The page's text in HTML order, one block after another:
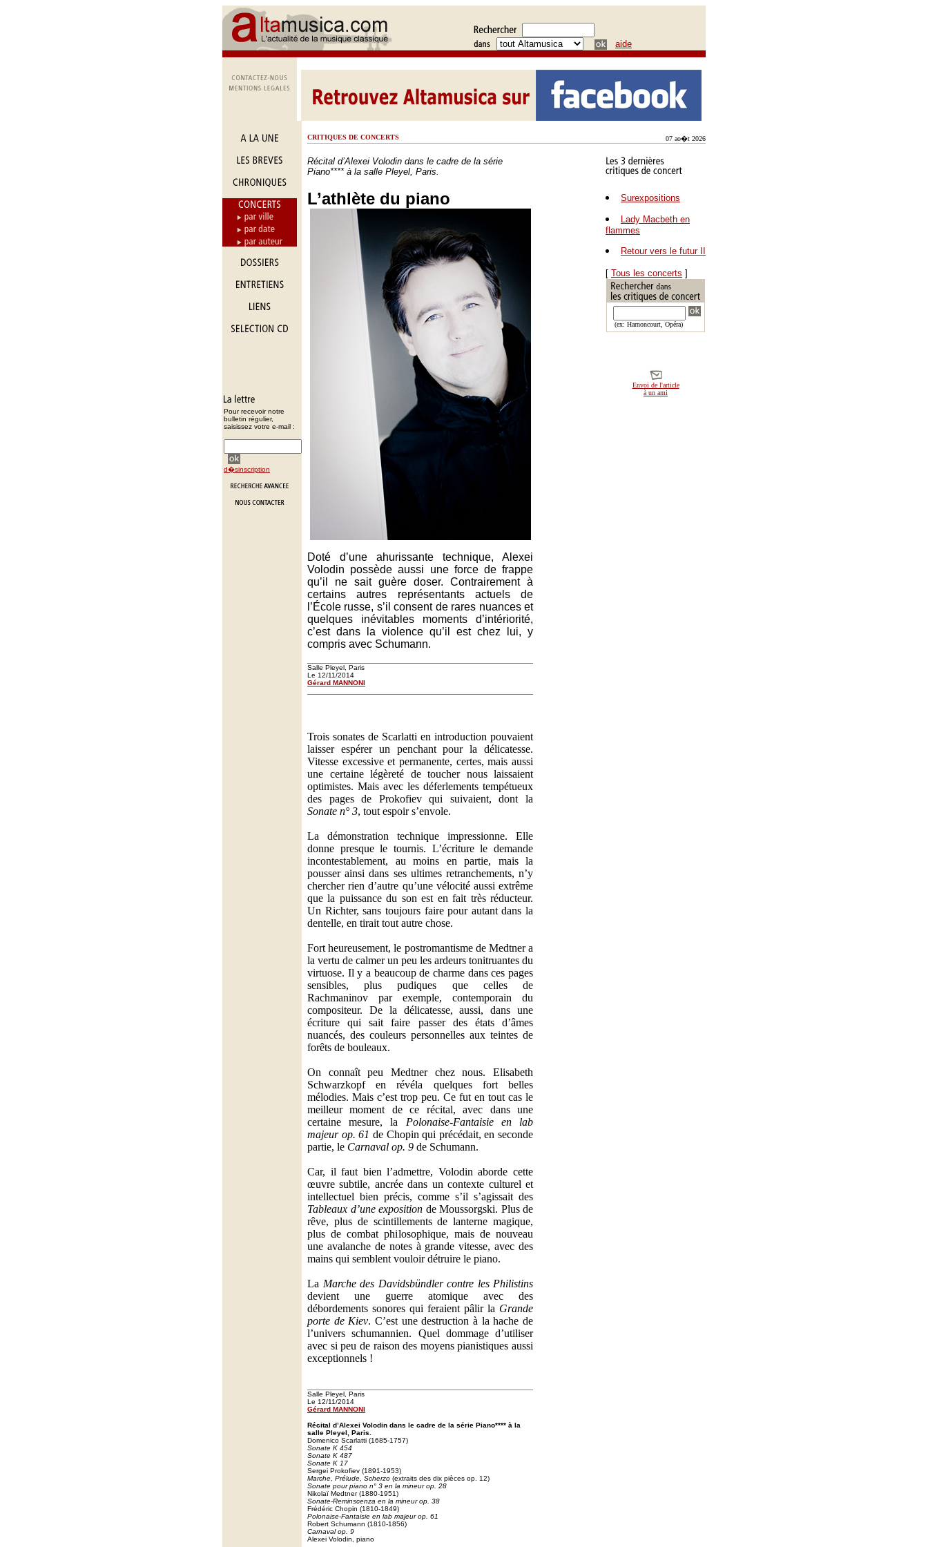
aide
Pour recevoir notre
bulletin régulier,
saisissez votre e-mail :
d�sinscription
CRITIQUES DE CONCERTS 07 ao�t 2026
Récital d’Alexei Volodin dans le cadre de la série
Piano**** à la salle Pleyel, Paris.
L’athlète du piano
Doté d’une ahurissante technique, Alexei
Volodin possède aussi une force de frappe
qu’il ne sait guère doser. Contrairement à
certains autres représentants actuels de
l’École russe, s’il consent de rares nuances et
quelques inévitables moments d’intériorité,
c’est dans la violence qu’il est chez lui, y
compris avec Schumann.
Salle Pleyel, Paris
Le 12/11/2014
Gérard MANNONI
Surexpositions
Lady Macbeth en
flammes
Retour vers le futur II
[ Tous les concerts ]
(ex: Harnoncourt, Opéra)
Envoi de l'article
à un ami
Trois sonates de Scarlatti en introduction pouvaient
laisser espérer un penchant pour la délicatesse.
Vitesse excessive et permanente, certes, mais aussi
une certaine légèreté de toucher nous laissaient
optimistes. Mais avec les déferlements tempétueux
des pages de Prokofiev qui suivaient, dont la
Sonate n° 3, tout espoir s’envole.
La démonstration technique impressionne. Elle
donne presque le tournis. L’écriture le demande
incontestablement, au moins en partie, mais la
pousser ainsi dans ses ultimes retranchements, n’y
chercher rien d’autre qu’une vélocité aussi extrême
que la puissance du son est en fait très réducteur.
Un Richter, sans toujours faire pour autant dans la
dentelle, en tirait tout autre chose.
Fort heureusement, le postromantisme de Medtner a
la vertu de calmer un peu les ardeurs tonitruantes du
virtuose. Il y a beaucoup de charme dans ces pages
sensibles, plus pudiques que celles de
Rachmaninov par exemple, contemporain du
compositeur. De la délicatesse, aussi, dans une
écriture qui sait faire passer des états d’âmes
nuancés, des couleurs personnelles aux teintes de
forêts de bouleaux.
On connaît peu Medtner chez nous. Elisabeth
Schwarzkopf en révéla quelques fort belles
mélodies. Mais c’est trop peu. Ce fut en tout cas le
meilleur moment de ce récital, avec dans une
certaine mesure, la Polonaise-Fantaisie en lab
majeur op. 61 de Chopin qui précédait, en seconde
partie, le Carnaval op. 9 de Schumann.
Car, il faut bien l’admettre, Volodin aborde cette
œuvre subtile, ancrée dans un contexte culturel et
intellectuel bien précis, comme s’il s’agissait des
Tableaux d’une exposition de Moussorgski. Plus de
rêve, plus de scintillements de lanterne magique,
plus de combat philosophique, mais de nouveau
une avalanche de notes à grande vitesse, avec des
mains qui semblent vouloir détruire le piano.
La Marche des Davidsbündler contre les Philistins
devient une guerre atomique avec des
débordements sonores qui feraient pâlir la Grande
porte de Kiev. C’est une destruction à la hache de
l’univers schumannien. Quel dommage d’utiliser
avec si peu de raison des moyens pianistiques aussi
exceptionnels !
Salle Pleyel, Paris
Le 12/11/2014
Gérard MANNONI
Récital d’Alexei Volodin dans le cadre de la série Piano**** à la
salle Pleyel, Paris.
Domenico Scarlatti (1685-1757)
Sonate K 454
Sonate K 487
Sonate K 17
Sergei Prokofiev (1891-1953)
Marche Prélude Scherzo (extraits des dix pièces op. 12)
Sonate pour piano n° 3 en la mineur op. 28
Nikolaï Medtner (1880-1951)
Sonate-Reminscenza en la mineur op. 38
Frédéric Chopin (1810-1849)
Polonaise-Fantaisie en lab majeur op. 61
Robert Schumann (1810-1856)
Carnaval op. 9
Alexei Volodin, piano